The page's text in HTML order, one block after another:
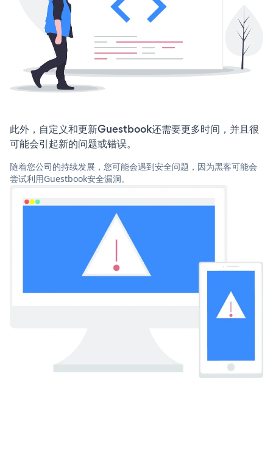
此外，自定义和更新Guestbook还需要更多时间，并且很
可能会引起新的问题或错误。
随着您公司的持续发展，您可能会遇到安全问题，因为黑客可能会
尝试利用Guestbook安全漏洞。